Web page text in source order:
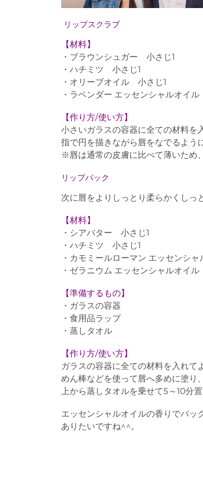
リップスクラブ
【材料】
・ブラウンシュガー 小さじ1
・ハチミツ 小さじ1
・オリーブオイル 小さじ1
・ラベンダー エッセンシャルオイ
【作り方/使い方】
小さいガラスの容器に全ての材料を
指で円を描きながら唇をなでるよう
※唇は通常の皮膚に比べて薄いため
リップパック
次に唇をよりしっとり柔らかくしっ
【材料】
・シアバター 小さじ1
・ハチミツ 小さじ1
・カモミールローマン エッセンシ
・ゼラニウム エッセンシャルオイ
【準備するもの】
・ガラスの容器
・食用品ラップ
・蒸しタオル
【作り方/使い方】
ガラスの容器に全ての材料を入れて
めん棒などを使って唇へ多めに塗り
上から蒸しタオルを乗せて5～10分
エッセンシャルオイルの香りでパ
ありたいですね^^。